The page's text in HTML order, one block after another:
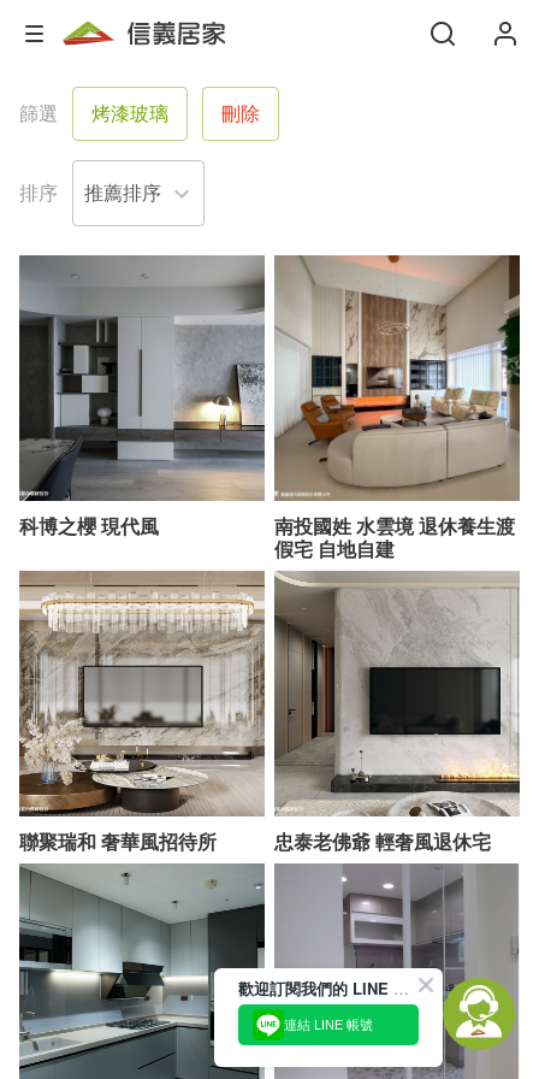
篩選 烤漆玻璃 刪除
排序
科博之櫻 現代風
南投國姓 水雲境 退休養生渡
假宅 自地自建
聯聚瑞和 奢華風招待所 忠泰老佛爺 輕奢風退休宅
歡迎訂閱我們的 LINE 官方帳號
連結 LINE 帳號